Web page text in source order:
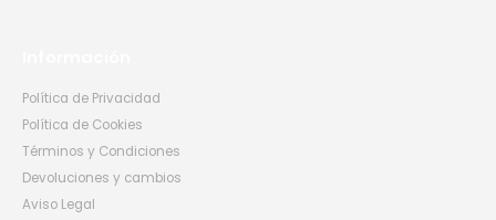
Política de Privacidad
Política de Cookies
Términos y Condiciones
Devoluciones y cambios
Aviso Legal